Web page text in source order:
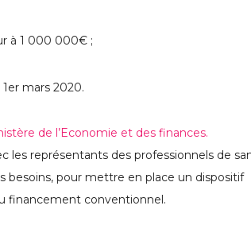
à 1 000 000€ ;
mars 2020.
de l’Economie et des finances.
les représentants des professionnels de
besoins, pour mettre en place un dispositif
financement conventionnel.